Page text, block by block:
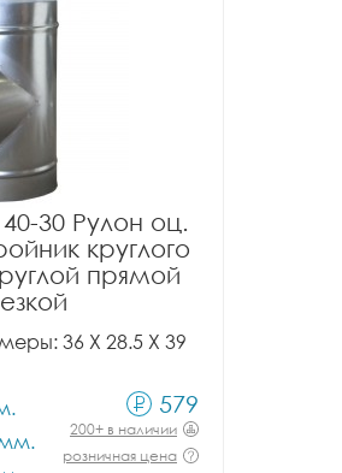
30 Рулон оц.
круглого
прямой
36 X 28.5 X 39
579
200+ в наличии
розничная цена